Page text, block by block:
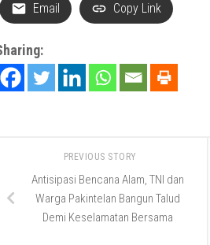
Email Copy Link
PREVIOUS STORY
Antisipasi Bencana Alam, TNI dan
Warga Pakintelan Bangun Talud
Demi Keselamatan Bersama